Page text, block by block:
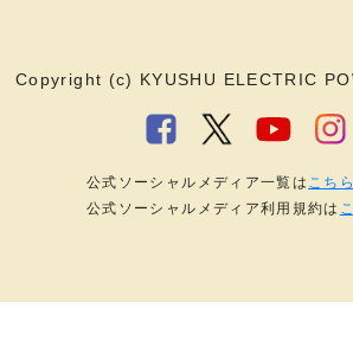
Copyright (c) KYUSHU ELECTRIC
公式ソーシャルメディア一覧は こちら
公式ソーシャルメディア利用規約は